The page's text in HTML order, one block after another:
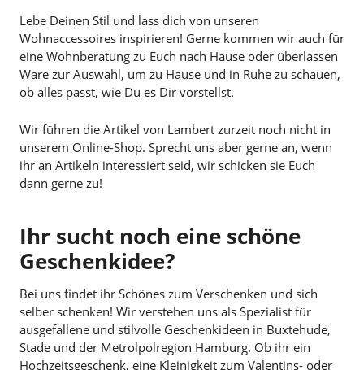
Lebe Deinen Stil und lass dich von unseren
Wohnaccessoires inspirieren! Gerne kommen wir auch für
eine Wohnberatung zu Euch nach Hause oder überlassen
Ware zur Auswahl, um zu Hause und in Ruhe zu schauen,
ob alles passt, wie Du es Dir vorstellst.
Wir führen die Artikel von Lambert zurzeit noch nicht in
unserem Online-Shop. Sprecht uns aber gerne an, wenn
ihr an Artikeln interessiert seid, wir schicken sie Euch
dann gerne zu!
Ihr sucht noch eine schöne
Geschenkidee?
Bei uns findet ihr Schönes zum Verschenken und sich
selber schenken! Wir verstehen uns als Spezialist für
ausgefallene und stilvolle Geschenkideen in Buxtehude,
Stade und der Metrolpolregion Hamburg. Ob ihr ein
Hochzeitsgeschenk, eine Kleinigkeit zum Valentins- oder